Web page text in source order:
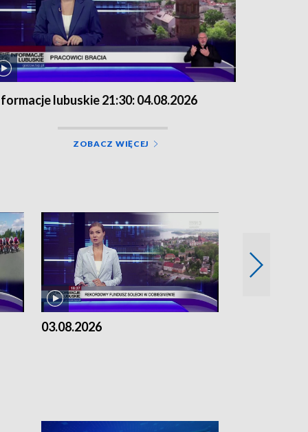
lubuskie 21:30: 04.08.2026
ZOBACZ WIĘCEJ
03.08.2026